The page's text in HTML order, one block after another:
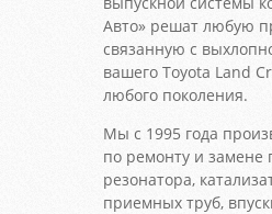
Авто» решат любую
связанную с
вашего Toyota Land
любого поколения.
Мы с 1995 года
по ремонту и замене
резонатора,
приемных труб,